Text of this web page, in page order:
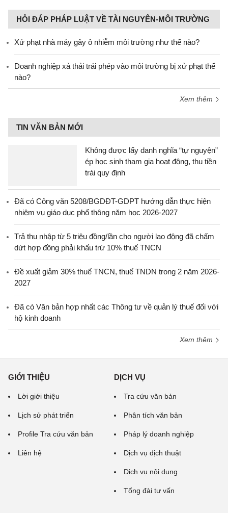
HỎI ĐÁP PHÁP LUẬT VỀ TÀI NGUYÊN-MÔI TRƯỜNG
Xử phạt nhà máy gây ô nhiễm môi trường như thế nào?
Doanh nghiệp xả thải trái phép vào môi trường bị xử phạt thế
nào?
Xem thêm
TIN VĂN BẢN MỚI
Không được lấy danh nghĩa “tự nguyện”
ép học sinh tham gia hoạt động, thu tiền
trái quy định
Đã có Công văn 5208/BGDĐT-GDPT hướng dẫn thực hiện
nhiệm vụ giáo dục phổ thông năm học 2026-2027
Trả thu nhập từ 5 triệu đồng/lần cho người lao động đã chấm
dứt hợp đồng phải khấu trừ 10% thuế TNCN
Đề xuất giảm 30% thuế TNCN, thuế TNDN trong 2 năm 2026-
2027
Đã có Văn bản hợp nhất các Thông tư về quản lý thuế đối với
hộ kinh doanh
Xem thêm
GIỚI THIỆU
Lời giới thiệu
Lịch sử phát triển
Profile Tra cứu văn bản
Liên hệ
DỊCH VỤ
Tra cứu văn bản
Phân tích văn bản
Pháp lý doanh nghiệp
Dịch vụ dịch thuật
Dịch vụ nội dung
Tổng đài tư vấn